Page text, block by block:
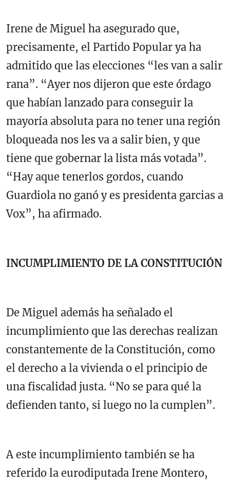
Irene de Miguel ha asegurado que,
precisamente, el Partido Popular ya ha
admitido que las elecciones “les van a salir
rana”. “Ayer nos dijeron que este órdago
que habían lanzado para conseguir la
mayoría absoluta para no tener una región
bloqueada nos les va a salir bien, y que
tiene que gobernar la lista más votada”.
“Hay aque tenerlos gordos, cuando
Guardiola no ganó y es presidenta garcias a
Vox”, ha afirmado.
INCUMPLIMIENTO DE LA CONSTITUCIÓN
De Miguel además ha señalado el
incumplimiento que las derechas realizan
constantemente de la Constitución, como
el derecho a la vivienda o el principio de
una fiscalidad justa. “No se para qué la
defienden tanto, si luego no la cumplen”.
A este incumplimiento también se ha
referido la eurodiputada Irene Montero,